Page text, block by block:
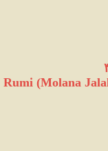
Rumi (Molana